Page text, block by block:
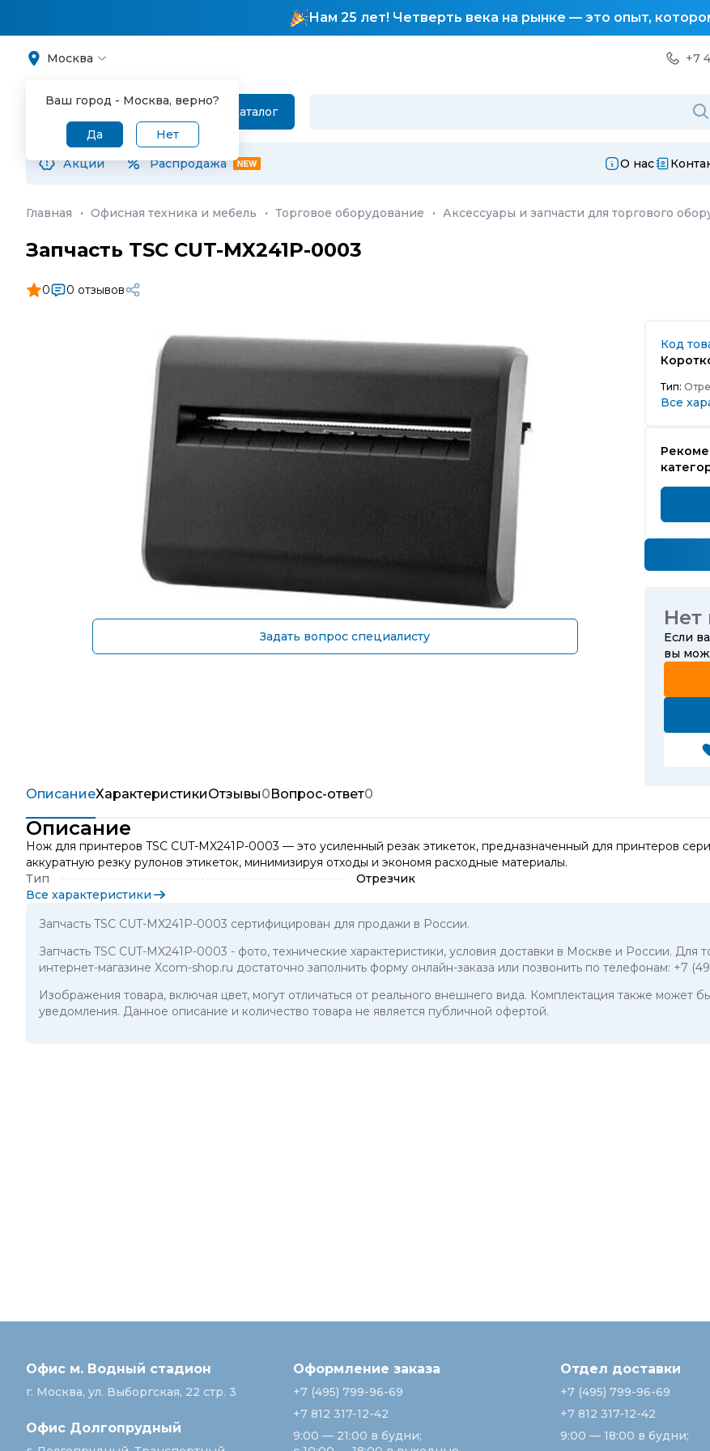
Нам 25 лет! Четверть века на рынке — это опыт,
Москва
Ваш город - Москва, верно?
Да Нет
+7
Каталог
Акции Распродажа О нас
Главная · Офисная техника и мебель · Торговое оборудование · Аксессуары и запчасти для торгового
Запчасть TSC CUT-MX241P-0003
0 0 отзывов
Задать вопрос специалисту
Код
Тип:
Все
Нет
Если
вы
ОписаниеХарактеристикиОтзывы0Вопрос-ответ0
Описание
Нож для принтеров TSC CUT-MX241P-0003 — это усиленный резак этикеток, предназначенный для принтеров
аккуратную резку рулонов этикеток, минимизируя отходы и экономя расходные материалы.
Тип
Отрезчик
Все характеристики
Запчасть TSC CUT-MX241P-0003 сертифицирован для продажи в России.
Запчасть TSC CUT-MX241P-0003 - фото, технические характеристики, условия доставки в Москве и России. Для
интернет-магазине Xcom-shop.ru достаточно заполнить форму онлайн-заказа или позвонить по телефонам: +7
Изображения товара, включая цвет, могут отличаться от реального внешнего вида. Комплектация также может
уведомления. Данное описание и количество товара не является публичной офертой.
Офис м. Водный стадион
г. Москва, ул. Выборгская, 22 стр. 3
Офис Долгопрудный
Оформление заказа
+7 (495) 799-96-69
+7 812 317-12-42
9:00 — 21:00 в будни;
Отдел доставки
+7 (495) 799-96-69
+7 812 317-12-42
9:00 — 18:00 в будни;